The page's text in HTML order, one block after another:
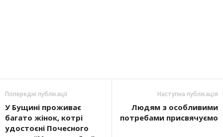
Попередні публікації
У Бущині проживає
багато жінок, котрі
удостоєні Почесного
Наступна публікація
Людям з особливими
потребами присвячуємо